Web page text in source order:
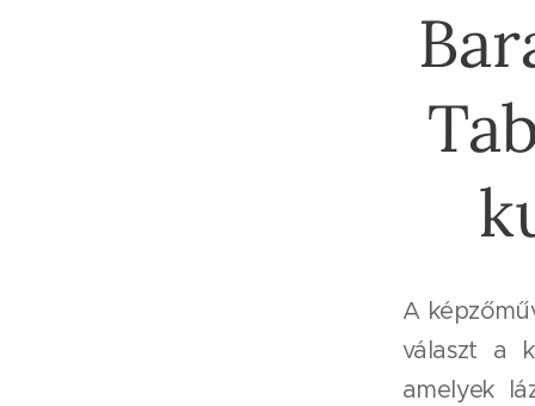
A
választ a
amelyek